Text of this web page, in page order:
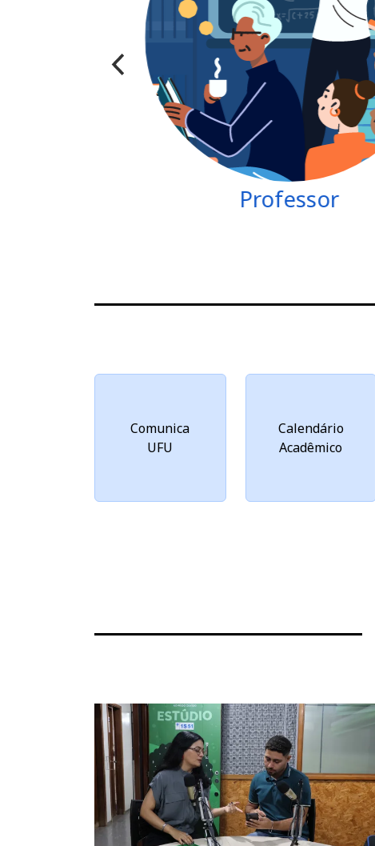
Professor
Comunica
UFU
Calendário
Acadêmico